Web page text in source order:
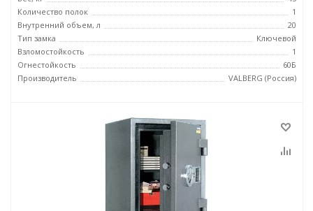
Количество полок
1
Внутренний объем, л
20
Тип замка
Ключевой
Взломостойкость
1
Огнестойкость
60Б
Производитель
VALBERG (Россия)